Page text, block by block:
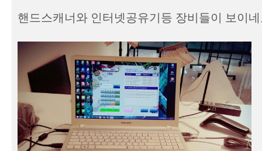
핸드스캐너와 인터넷공유기등 장비들이 보이